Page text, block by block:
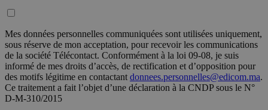
Mes données personnelles communiquées sont utilisées uniquement,
sous réserve de mon acceptation, pour recevoir les communications
de la société Télécontact. Conformément à la loi 09-08, je suis
informé de mes droits d’accès, de rectification et d’opposition pour
des motifs légitime en contactant donnees.personnelles@edicom.ma.
Ce traitement a fait l’objet d’une déclaration à la CNDP sous le N°
D-M-310/2015